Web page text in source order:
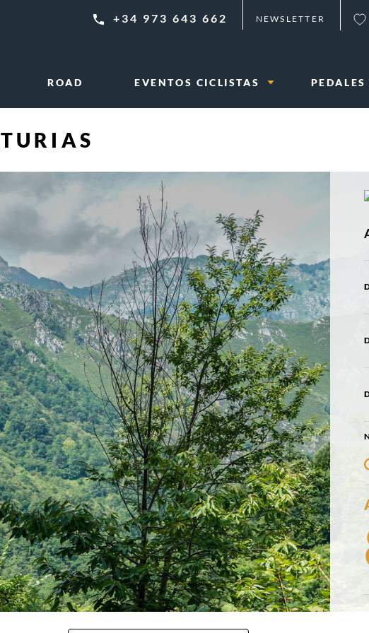
+34 973 643 662 NEWSLETTER
ROAD EVENTOS CICLISTAS